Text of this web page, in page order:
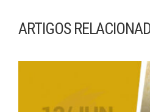
ARTIGOS